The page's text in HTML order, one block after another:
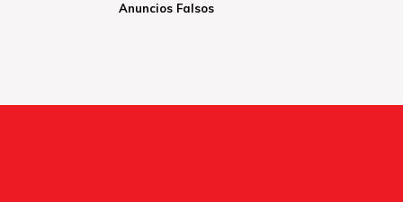
Anuncios Falsos